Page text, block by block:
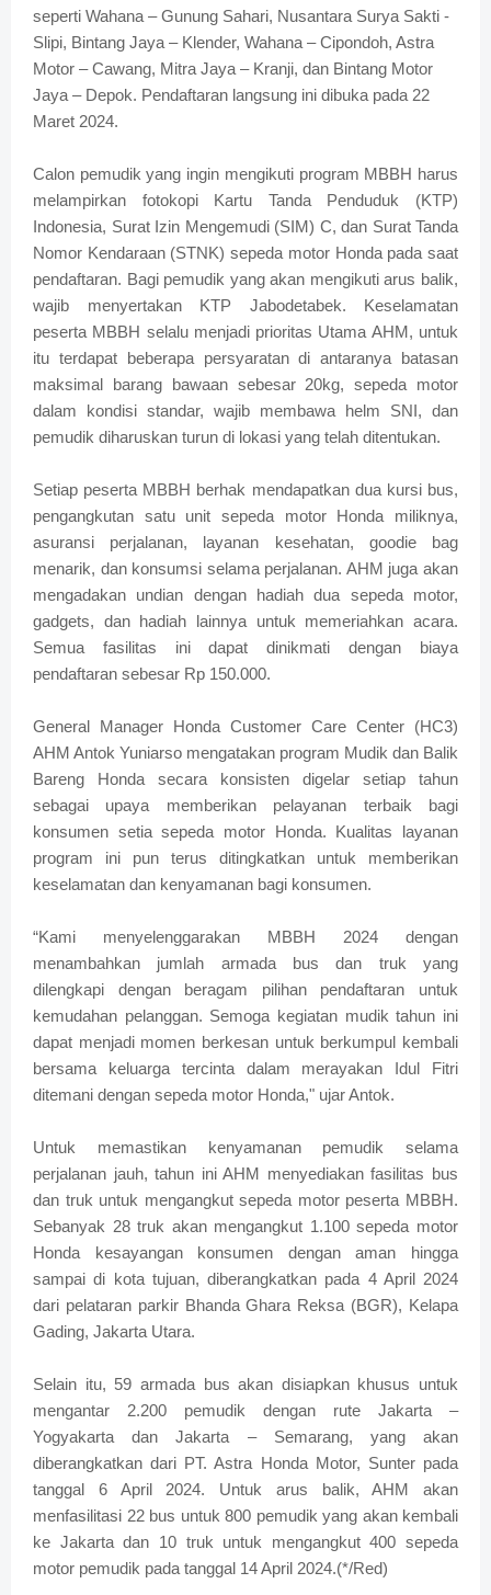
seperti Wahana – Gunung Sahari, Nusantara Surya Sakti -
Slipi, Bintang Jaya – Klender, Wahana – Cipondoh, Astra
Motor – Cawang, Mitra Jaya – Kranji, dan Bintang Motor
Jaya – Depok. Pendaftaran langsung ini dibuka pada 22
Maret 2024.
Calon pemudik yang ingin mengikuti program MBBH harus
melampirkan fotokopi Kartu Tanda Penduduk (KTP)
Indonesia, Surat Izin Mengemudi (SIM) C, dan Surat Tanda
Nomor Kendaraan (STNK) sepeda motor Honda pada saat
pendaftaran. Bagi pemudik yang akan mengikuti arus balik,
wajib menyertakan KTP Jabodetabek. Keselamatan
peserta MBBH selalu menjadi prioritas Utama AHM, untuk
itu terdapat beberapa persyaratan di antaranya batasan
maksimal barang bawaan sebesar 20kg, sepeda motor
dalam kondisi standar, wajib membawa helm SNI, dan
pemudik diharuskan turun di lokasi yang telah ditentukan.
Setiap peserta MBBH berhak mendapatkan dua kursi bus,
pengangkutan satu unit sepeda motor Honda miliknya,
asuransi perjalanan, layanan kesehatan, goodie bag
menarik, dan konsumsi selama perjalanan. AHM juga akan
mengadakan undian dengan hadiah dua sepeda motor,
gadgets, dan hadiah lainnya untuk memeriahkan acara.
Semua fasilitas ini dapat dinikmati dengan biaya
pendaftaran sebesar Rp 150.000.
General Manager Honda Customer Care Center (HC3)
AHM Antok Yuniarso mengatakan program Mudik dan Balik
Bareng Honda secara konsisten digelar setiap tahun
sebagai upaya memberikan pelayanan terbaik bagi
konsumen setia sepeda motor Honda. Kualitas layanan
program ini pun terus ditingkatkan untuk memberikan
keselamatan dan kenyamanan bagi konsumen.
“Kami menyelenggarakan MBBH 2024 dengan
menambahkan jumlah armada bus dan truk yang
dilengkapi dengan beragam pilihan pendaftaran untuk
kemudahan pelanggan. Semoga kegiatan mudik tahun ini
dapat menjadi momen berkesan untuk berkumpul kembali
bersama keluarga tercinta dalam merayakan Idul Fitri
ditemani dengan sepeda motor Honda," ujar Antok.
Untuk memastikan kenyamanan pemudik selama
perjalanan jauh, tahun ini AHM menyediakan fasilitas bus
dan truk untuk mengangkut sepeda motor peserta MBBH.
Sebanyak 28 truk akan mengangkut 1.100 sepeda motor
Honda kesayangan konsumen dengan aman hingga
sampai di kota tujuan, diberangkatkan pada 4 April 2024
dari pelataran parkir Bhanda Ghara Reksa (BGR), Kelapa
Gading, Jakarta Utara.
Selain itu, 59 armada bus akan disiapkan khusus untuk
mengantar 2.200 pemudik dengan rute Jakarta –
Yogyakarta dan Jakarta – Semarang, yang akan
diberangkatkan dari PT. Astra Honda Motor, Sunter pada
tanggal 6 April 2024. Untuk arus balik, AHM akan
menfasilitasi 22 bus untuk 800 pemudik yang akan kembali
ke Jakarta dan 10 truk untuk mengangkut 400 sepeda
motor pemudik pada tanggal 14 April 2024.(*/Red)